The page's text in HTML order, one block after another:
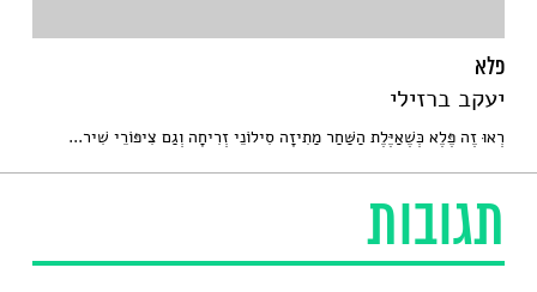
תגובות
פלא
יעקב ברזילי
רְאוּ זֶה פֶּלֶא כְּשֶׁאַיֶּלֶת הַשַּׁחַר מַתִיזָה סִילוֹנֵי זְרִיחָה וְגַם צִיפּוֹרֵי שִׁיר...